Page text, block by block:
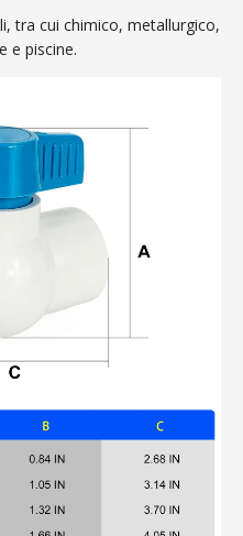
tra cui chimico, metallurgico,
e piscine.